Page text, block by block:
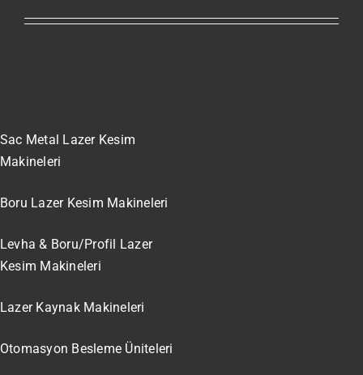
Sac Metal Lazer Kesim
Makineleri
Boru Lazer Kesim Makineleri
Levha & Boru/Profil Lazer
Kesim Makineleri
Lazer Kaynak Makineleri
Otomasyon Besleme Üniteleri